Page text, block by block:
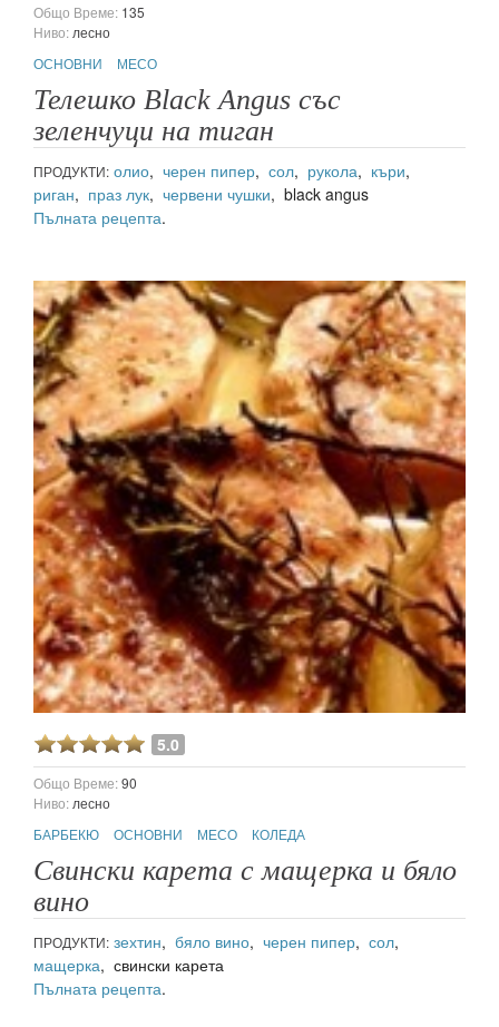
Общо Време: 135
Ниво: лесно
ОСНОВНИ
МЕСО
Телешко Black Angus със
зеленчуци на тиган
ПРОДУКТИ: олио, черен пипер, сол, рукола, къри,
риган, праз лук, червени чушки, black angus
Пълната рецепта.
5.0
Общо Време:90
Ниво: лесно
БАРБЕКЮ
ОСНОВНИ МЕСО КОЛЕДА
Свински карета с мащерка и бяло
вино
ПРОДУКТИ: зехтин, бяло вино, черен пипер, сол,
мащерка, свински карета
Пълната рецепта.